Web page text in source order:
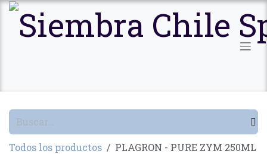
Ir al contenido
Todos los productos PLAGRON - PURE ZYM 250ML